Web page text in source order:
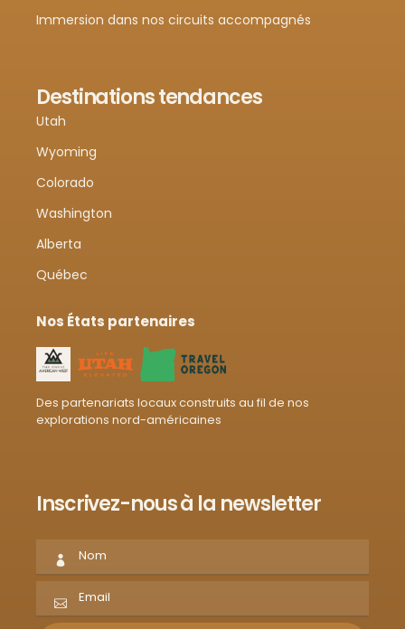
Immersion dans nos circuits accompagnés
Destinations tendances
Utah
Wyoming
Colorado
Washington
Alberta
Québec
Nos États partenaires
Des partenariats locaux construits au fil de nos
explorations nord-américaines
Inscrivez-nous à la newsletter